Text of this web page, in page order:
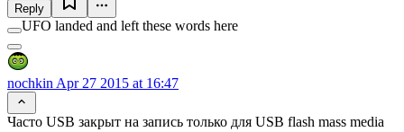
Reply
UFO landed and left these words here
nochkin Apr 27 2015 at 16:47
Часто USB закрыт на запись только для USB flash mass media